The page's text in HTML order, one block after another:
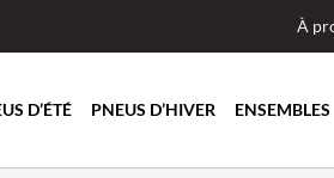
À
D’ÉTÉ PNEUS D’HIVER ENSEMBLES